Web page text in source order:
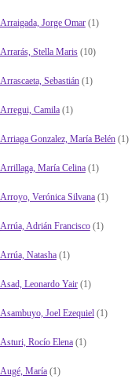
Arraigada, Jorge Omar(1)
Arrarás, Stella Maris(10)
Arrascaeta, Sebastián(1)
Arregui, Camila(1)
Arriaga Gonzalez, María Belén(1)
Arrillaga, María Celina(1)
Arroyo, Verónica Silvana(1)
Arrúa, Adrián Francisco(1)
Arrúa, Natasha(1)
Asad, Leonardo Yair(1)
Asambuyo, Joel Ezequiel(1)
Asturi, Rocío Elena(1)
Augé, María(1)